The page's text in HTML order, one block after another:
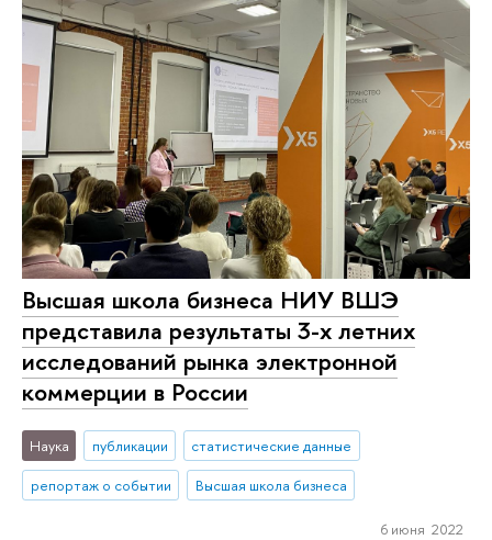
Высшая школа бизнеса НИУ ВШЭ
представила результаты 3-х летних
исследований рынка электронной
коммерции в России
Наука публикации
статистические данные
репортаж о событии
Высшая школа бизнеса
6 июня 2022